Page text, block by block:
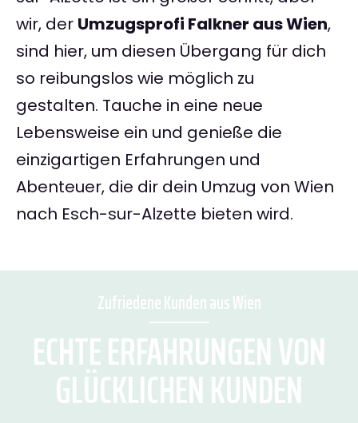
wir, der Umzugsprofi Falkner aus Wien,
sind hier, um diesen Übergang für dich
so reibungslos wie möglich zu
gestalten. Tauche in eine neue
Lebensweise ein und genieße die
einzigartigen Erfahrungen und
Abenteuer, die dir dein Umzug von Wien
nach Esch-sur-Alzette bieten wird.
Zufriedene Kunden aus Wien
ECHTE ERFAHRUNGEN VON
GLÜCKLICHEN KUNDEN